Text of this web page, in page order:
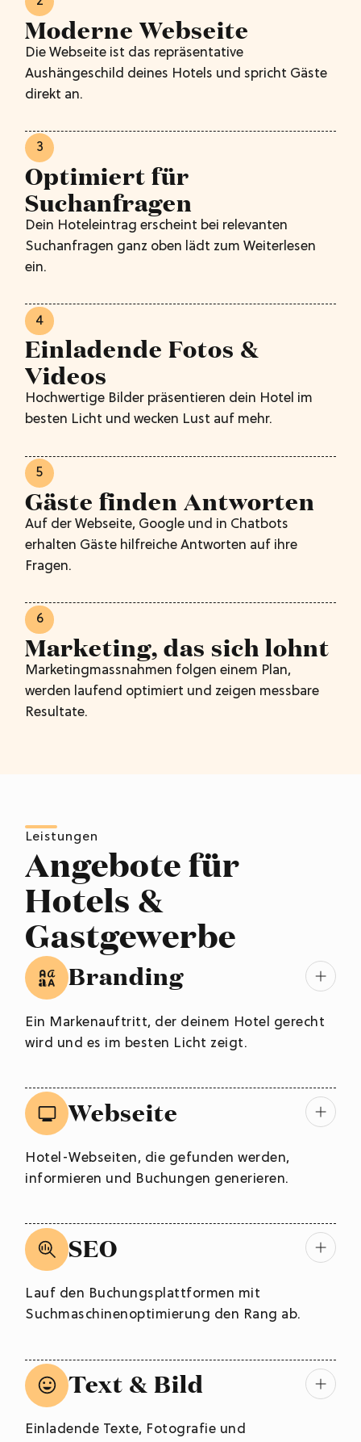
Moderne Webseite
Die Webseite ist das repräsentative
Aushängeschild deines Hotels und spricht Gäste
direkt an.
3
Optimiert für
Suchanfragen
Dein Hoteleintrag erscheint bei relevanten
Suchanfragen ganz oben lädt zum Weiterlesen
ein.
4
Einladende Fotos &
Videos
Hochwertige Bilder präsentieren dein Hotel im
besten Licht und wecken Lust auf mehr.
5
Gäste finden Antworten
Auf der Webseite, Google und in Chatbots
erhalten Gäste hilfreiche Antworten auf ihre
Fragen.
6
Marketing, das sich lohnt
Marketingmassnahmen folgen einem Plan,
werden laufend optimiert und zeigen messbare
Resultate.
Leistungen
Angebote für
Hotels &
Gastgewerbe
Branding
Ein Markenauftritt, der deinem Hotel gerecht
wird und es im besten Licht zeigt.
Webseite
Hotel-Webseiten, die gefunden werden,
informieren und Buchungen generieren.
SEO
Lauf den Buchungsplattformen mit
Suchmaschinenoptimierung den Rang ab.
Text & Bild
Einladende Texte, Fotografie und